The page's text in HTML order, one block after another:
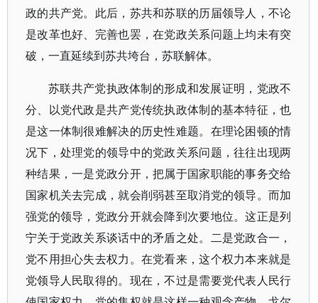
政的共产党。此后，苏共和苏联的历届领导人，不论
是改革也好、完善也罢，在党政关系问题上均未有突
破，一直延续到苏共垮台，苏联解体。
苏联共产党执政体制的形成和发展证明，党政不
分、以党代政是共产党传统执政体制的基本特征，也
是这一体制很难解决的历史性难题。在理论困顿的情
况下，处理党的领导中的党政关系问题，往往出现两
种结果，一是党政分开，把属于国家职能的事务交给
国家机关去完成，就会削弱甚至取消党的领导。而加
强党的领导，党政分开就会降到次要地位。这正是列
宁关于党政关系谈话中的矛盾之处。二是党政合一，
党不用担心失去权力。在党看来，这个权力本来就是
党领导人民取得的。现在，不过是需要党代表人民行